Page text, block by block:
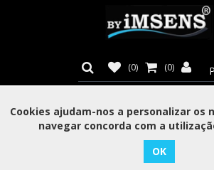
(0) (0)
Categorias
Cookies ajudam-nos a personalizar os
navegar concorda com a